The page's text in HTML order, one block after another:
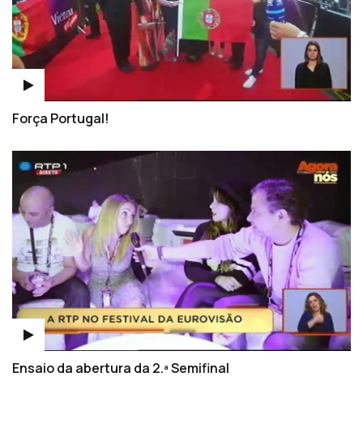
Força Portugal!
Ensaio da abertura da 2.ª Semifinal